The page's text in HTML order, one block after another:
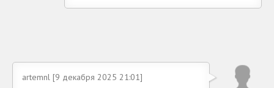
artemnl [9 декабря 2025 21:01]